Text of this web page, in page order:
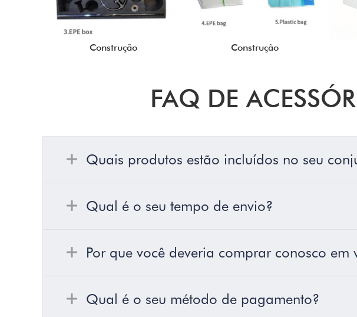
Construção Construção
FAQ DE
Quais produtos estão incluídos no seu
Qual é o seu tempo de envio?
Por que você deveria comprar conosco
Qual é o seu método de pagamento?